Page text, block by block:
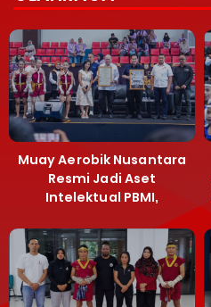
Muay Aerobik Nusantara
Resmi Jadi Aset
Intelektual PBMI,
Terobosan Bangun
Grassroots